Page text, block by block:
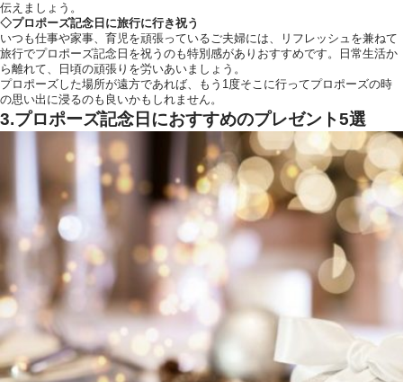
伝えましょう。
◇プロポーズ記念日に旅行に行き祝う
いつも仕事や家事、育児を頑張っているご夫婦には、リフレッシュを兼ねて
旅行でプロポーズ記念日を祝うのも特別感がありおすすめです。日常生活か
ら離れて、日頃の頑張りを労いあいましょう。
プロポーズした場所が遠方であれば、もう1度そこに行ってプロポーズの時
の思い出に浸るのも良いかもしれません。
3.プロポーズ記念日におすすめのプレゼント5選